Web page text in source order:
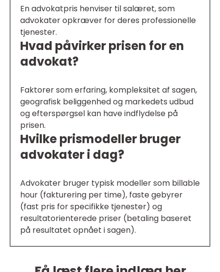
En advokatpris henviser til salæret, som
advokater opkræver for deres professionelle
tjenester.
Hvad påvirker prisen for en
advokat?
Faktorer som erfaring, kompleksitet af sagen,
geografisk beliggenhed og markedets udbud
og efterspørgsel kan have indflydelse på
prisen.
Hvilke prismodeller bruger
advokater i dag?
Advokater bruger typisk modeller som billable
hour (fakturering per time), faste gebyrer
(fast pris for specifikke tjenester) og
resultatorienterede priser (betaling baseret
på resultatet opnået i sagen).